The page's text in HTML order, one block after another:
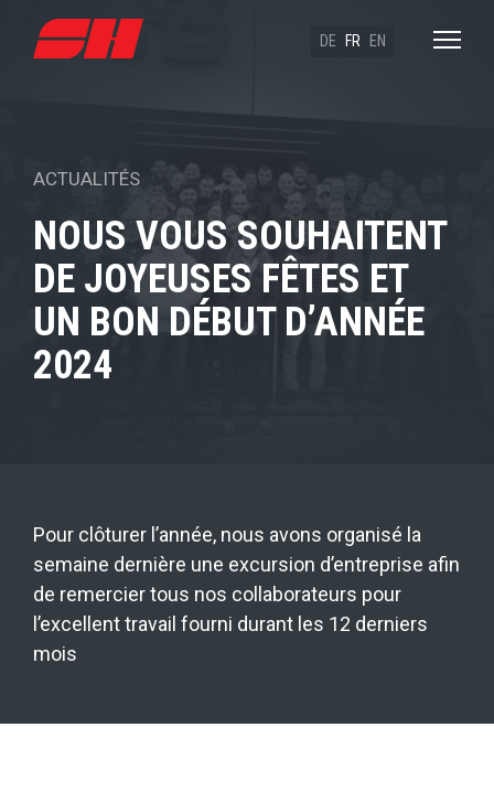
DE FR EN
ACTUALITÉS
NOUS VOUS SOUHAITENT
DE JOYEUSES FÊTES ET
UN BON DÉBUT D’ANNÉE
2024
Pour clôturer l’année, nous avons organisé la
semaine dernière une excursion d’entreprise afin
de remercier tous nos collaborateurs pour
l’excellent travail fourni durant les 12 derniers
mois